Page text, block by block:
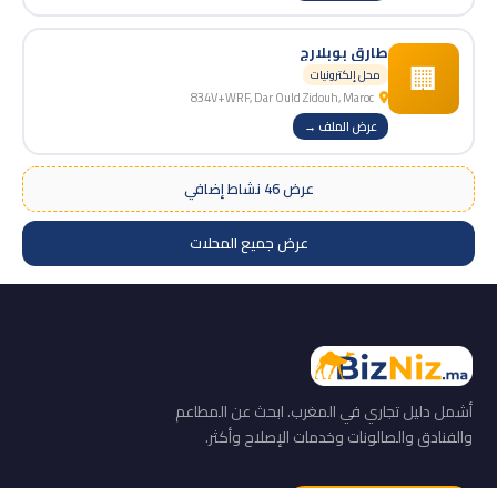
🏢 طارق بوبلارج
محل إلكترونيات
عرض الملف →
عرض 46 نشاط إضافي
عرض جميع المحلات
أشمل دليل تجاري في المغرب. ابحث عن المطاعم
والفنادق والصالونات وخدمات الإصلاح وأكثر.